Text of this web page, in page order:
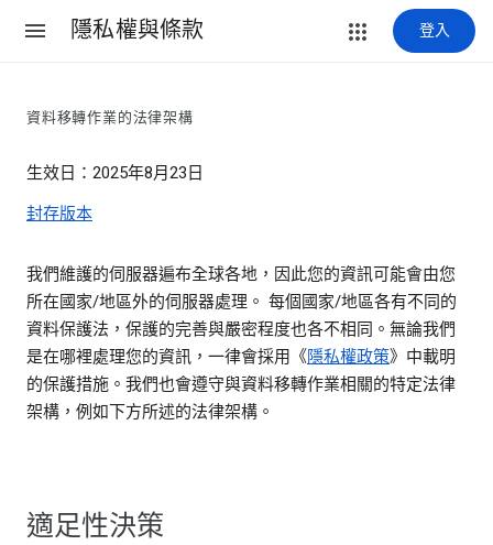
隱私權與條款 登入
資料移轉作業的法律架構
生效日：2025年8月23日
封存版本
我們維護的伺服器遍布全球各地，因此您的資訊可能會由您
所在國家/地區外的伺服器處理。 每個國家/地區各有不同的
資料保護法，保護的完善與嚴密程度也各不相同。無論我們
是在哪裡處理您的資訊，一律會採用《隱私權政策》中載明
的保護措施。我們也會遵守與資料移轉作業相關的特定法律
架構，例如下方所述的法律架構。
適足性決策